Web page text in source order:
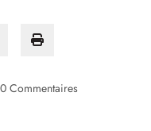
0 Commentaires